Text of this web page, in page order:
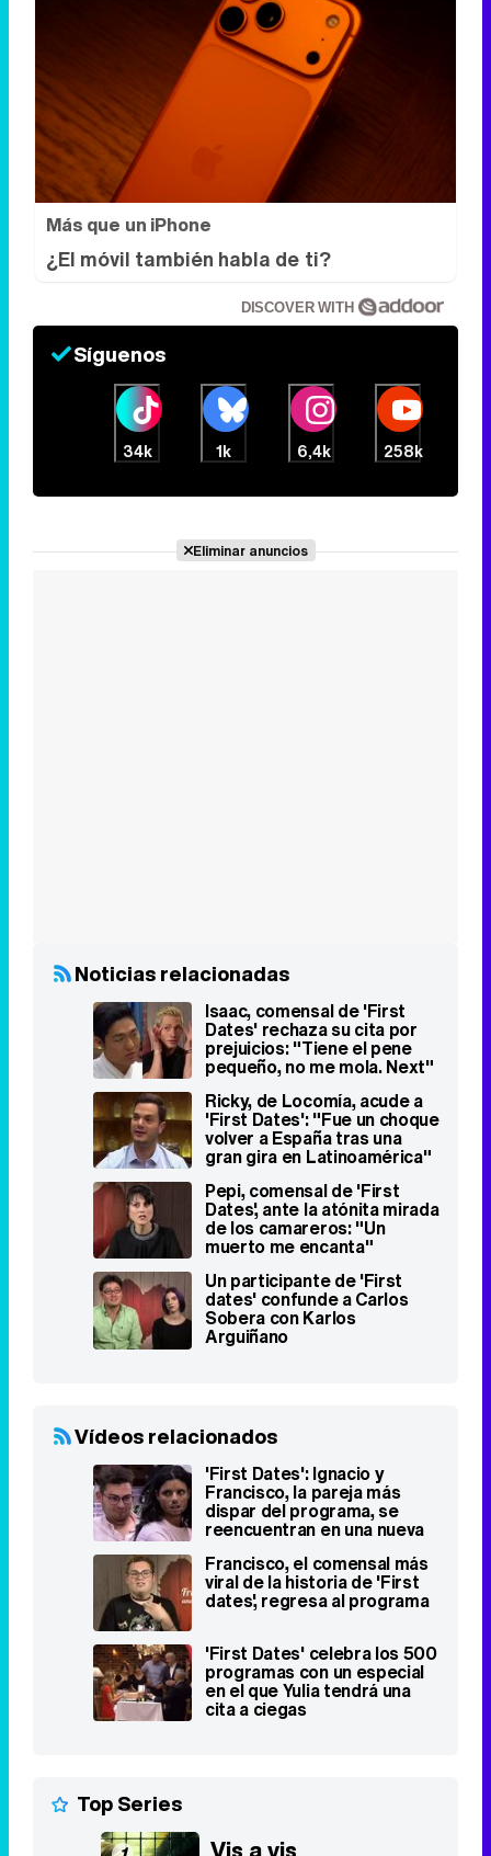
Más que un iPhone
¿El móvil también habla de ti?
DISCOVER WITH
Síguenos
34k 1k 6,4k 258k
Eliminar anuncios
Noticias relacionadas
Isaac, comensal de 'First
Dates' rechaza su cita por
prejuicios: "Tiene el pene
pequeño, no me mola. Next"
Ricky, de Locomía, acude a
'First Dates': "Fue un choque
volver a España tras una
gran gira en Latinoamérica"
Pepi, comensal de 'First
Dates', ante la atónita mirada
de los camareros: "Un
muerto me encanta"
Un participante de 'First
dates' confunde a Carlos
Sobera con Karlos
Arguiñano
Vídeos relacionados
'First Dates': Ignacio y
Francisco, la pareja más
dispar del programa, se
reencuentran en una nueva
Francisco, el comensal más
viral de la historia de 'First
dates', regresa al programa
'First Dates' celebra los 500
programas con un especial
en el que Yulia tendrá una
cita a ciegas
Top Series